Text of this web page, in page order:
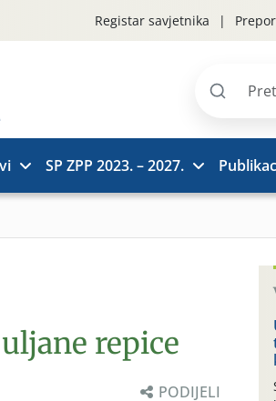
Registar savjetnika
Pretraži
SP ZPP 2023. – 2027.
repice
PODIJELI